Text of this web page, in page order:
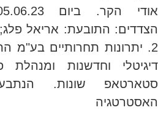
2. יתרונות תחרותיים בע"מ
דיגיטלי וחדשנות
סטארטאפ שונות.
האסטרטגיה